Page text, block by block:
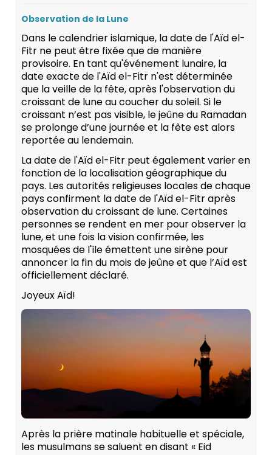
Observation de la Lune
Dans le calendrier islamique, la date de l'Aïd el-
Fitr ne peut être fixée que de manière
provisoire. En tant qu'événement lunaire, la
date exacte de l'Aïd el-Fitr n'est déterminée
que la veille de la fête, après l'observation du
croissant de lune au coucher du soleil. Si le
croissant n’est pas visible, le jeûne du Ramadan
se prolonge d’une journée et la fête est alors
reportée au lendemain.
La date de l'Aïd el-Fitr peut également varier en
fonction de la localisation géographique du
pays. Les autorités religieuses locales de chaque
pays confirment la date de l'Aïd el-Fitr après
observation du croissant de lune. Certaines
personnes se rendent en mer pour observer la
lune, et une fois la vision confirmée, les
mosquées de l'île émettent une sirène pour
annoncer la fin du mois de jeûne et que l’Aïd est
officiellement déclaré.
Joyeux Aïd!
Après la prière matinale habituelle et spéciale,
les musulmans se saluent en disant « Eid